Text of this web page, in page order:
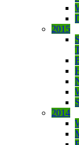
2015
2014